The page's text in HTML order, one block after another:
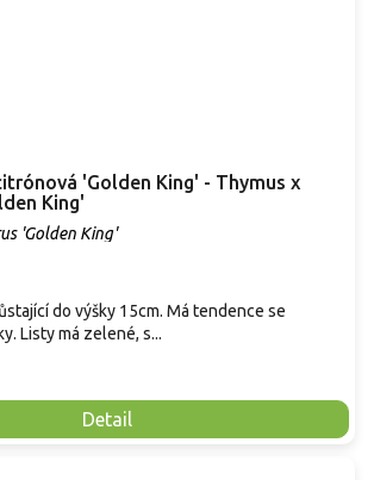
'Golden King' - Thymus x
King'
'Golden King'
Detail
do výšky 15cm. Má tendence se
Listy má zelené, s...